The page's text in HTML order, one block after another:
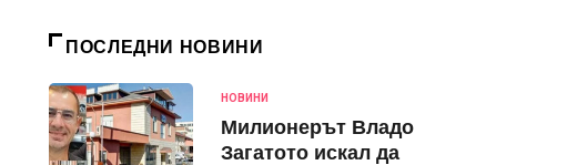
ПОСЛЕДНИ НОВИНИ
НОВИНИ
Милионерът Владо
Загатото искал да